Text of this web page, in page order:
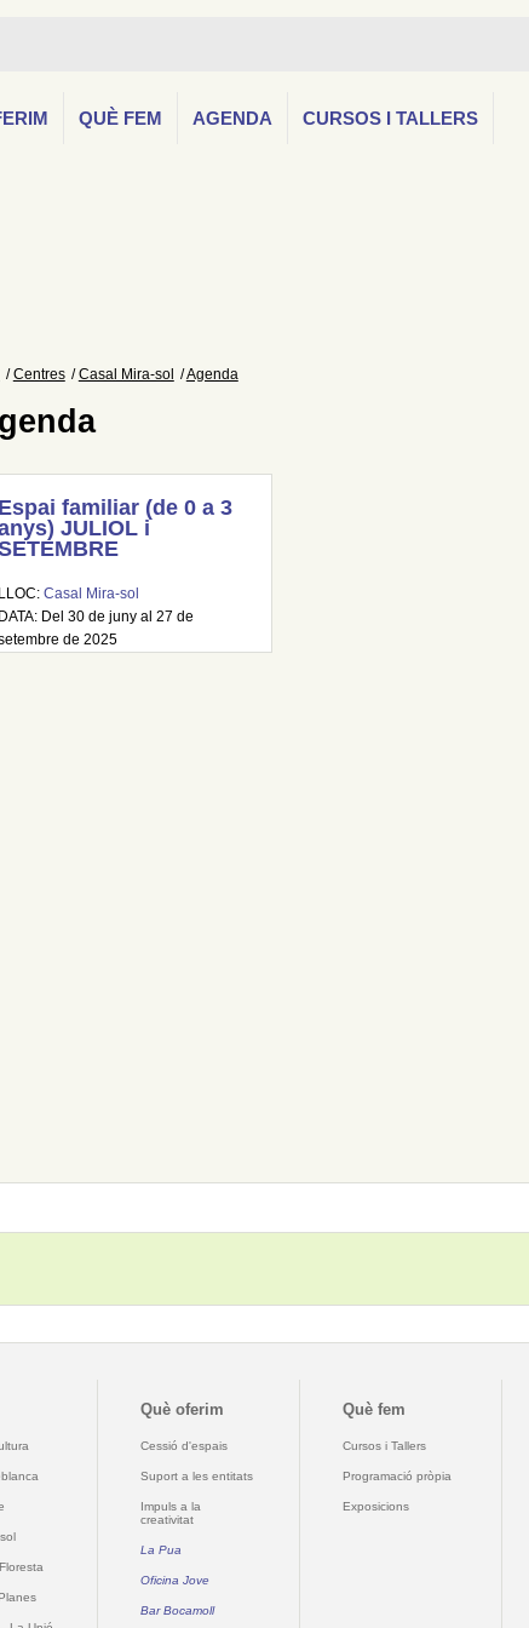
QUÈ FEM AGENDA CURSOS I TALLERS
Centres Casal Mira-sol Agenda
Espai familiar (de 0 a 3
JULIOL i
LLOC: Casal Mira-sol
DATA: Del 30 de juny al 27 de
de 2025
Què oferim
Cessió d'espais
Suport a les entitats
Impuls a la
creativitat
La Pua
Oficina Jove
Bar Bocamoll
Què fem
Cursos i Tallers
Programació pròpia
Exposicions